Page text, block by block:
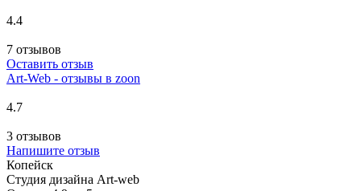
4.4
7 отзывов
Оставить отзыв
Art-Web - отзывы в zoon
4.7
3 отзывов
Напишите отзыв
Копейск
Студия дизайна Art-web